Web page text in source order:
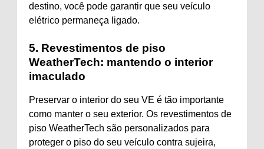
destino, você pode garantir que seu veículo
elétrico permaneça ligado.
5. Revestimentos de piso
WeatherTech: mantendo o interior
imaculado
Preservar o interior do seu VE é tão importante
como manter o seu exterior. Os revestimentos de
piso WeatherTech são personalizados para
proteger o piso do seu veículo contra sujeira,